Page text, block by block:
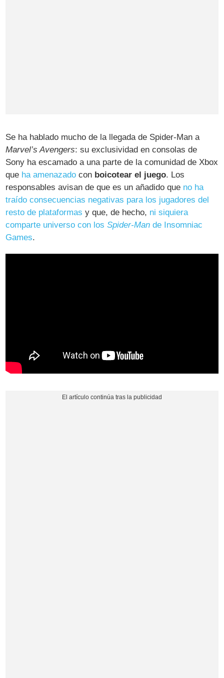
Se ha hablado mucho de la llegada de Spider-Man a
Marvel’s Avengers: su exclusividad en consolas de
Sony ha escamado a una parte de la comunidad de Xbox
que ha amenazado con boicotear el juego. Los
responsables avisan de que es un añadido que no ha
traído consecuencias negativas para los jugadores del
resto de plataformas y que, de hecho, ni siquiera
comparte universo con losSpider-Man de Insomniac
Games.